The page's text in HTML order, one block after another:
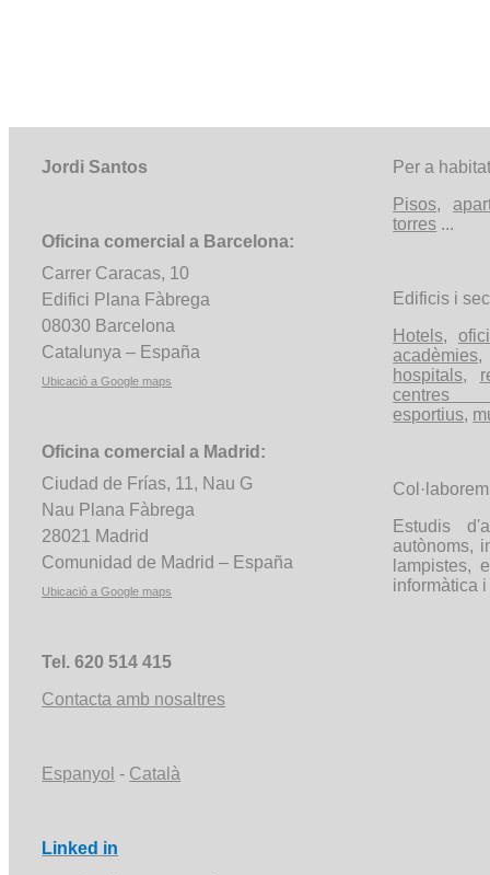
Jordi Santos
Oficina comercial a Barcelona:
Carrer Caracas, 10
Edifici Plana Fàbrega
08030 Barcelona
Catalunya – España
Ubicació aGoogle maps
Oficina comercial a Madrid:
Ciudad de Frías, 11, Nau G
Nau Plana Fàbrega
28021 Madrid
Comunidad de Madrid – España
Ubicació aGoogle maps
Tel. 620 514 415
Contacta amb nosaltres
Espanyol - Català
Linked in
Per a
Pisos,
torres ...
Edificis i
Hotels,
acadèmies
hospitals,
centres
esportius,
Estudis
autònoms,
lampistes,
informàtica